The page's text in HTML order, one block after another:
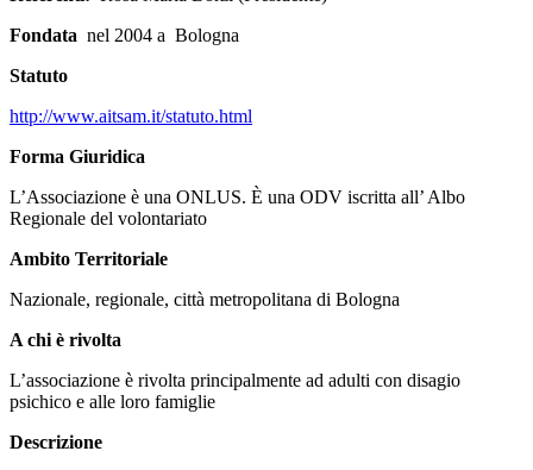
Fondata nel 2004 a Bologna
Statuto
http://www.aitsam.it/statuto.html
Forma Giuridica
L’Associazione è una ONLUS. È una ODV iscritta all’ Albo
Regionale del volontariato
Ambito Territoriale
Nazionale, regionale, città metropolitana di Bologna
A chi è rivolta
L’associazione è rivolta principalmente ad adulti con disagio
psichico e alle loro famiglie
Descrizione